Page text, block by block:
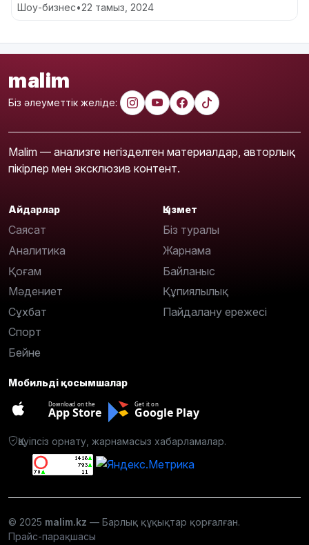
Шоу-бизнес•22 тамыз, 2024
malim
Біз әлеуметтік желіде:
Malim — анализге негізделген материалдар, авторлық
пікірлер мен эксклюзив контент.
Айдарлар
Саясат
Аналитика
Қоғам
Мәдениет
Сұхбат
Спорт
Бейне
Қызмет
Біз туралы
Жарнама
Байланыс
Құпиялылық
Пайдалану ережесі
Мобильді қосымшалар
Download on the
App Store
Get it on
Google Play
Қауіпсіз орнату, жарнамасыз хабарламалар.
© 2025 malim.kz — Барлық құқықтар қорғалған.
Прайс-парақшасы